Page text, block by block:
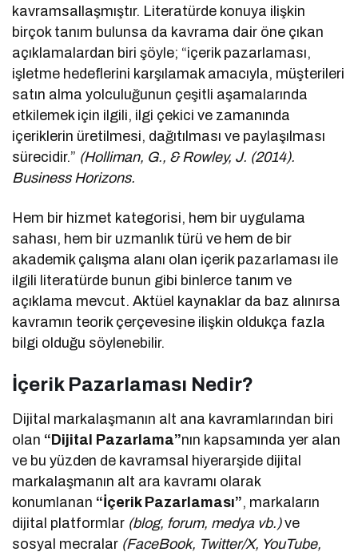
kavramsallaşmıştır. Literatürde konuya ilişkin
birçok tanım bulunsa da kavrama dair öne çıkan
açıklamalardan biri şöyle; “içerik pazarlaması,
işletme hedeflerini karşılamak amacıyla, müşterileri
satın alma yolculuğunun çeşitli aşamalarında
etkilemek için ilgili, ilgi çekici ve zamanında
içeriklerin üretilmesi, dağıtılması ve paylaşılması
sürecidir.” (Holliman, G., & Rowley, J. (2014).
Business Horizons.
Hem bir hizmet kategorisi, hem bir uygulama
sahası, hem bir uzmanlık türü ve hem de bir
akademik çalışma alanı olan içerik pazarlaması ile
ilgili literatürde bunun gibi binlerce tanım ve
açıklama mevcut. Aktüel kaynaklar da baz alınırsa
kavramın teorik çerçevesine ilişkin oldukça fazla
bilgi olduğu söylenebilir.
İçerik Pazarlaması Nedir?
Dijital markalaşmanın alt ana kavramlarından biri
olan “Dijital Pazarlama”nın kapsamında yer alan
ve bu yüzden de kavramsal hiyerarşide dijital
markalaşmanın alt ara kavramı olarak
konumlanan “İçerik Pazarlaması”, markaların
dijital platformlar (blog, forum, medya vb.)ve
sosyal mecralar (FaceBook, Twitter/X, YouTube,